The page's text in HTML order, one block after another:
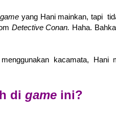
game yang Hani mainkan, tapi
Detective Conan. Haha.
kacamata, Hani
di game ini?